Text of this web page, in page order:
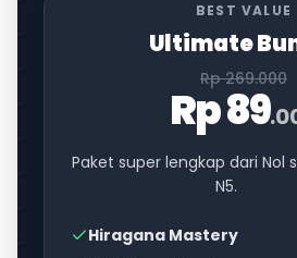
BEST VALUE
Ultimate
Rp 269.000
Rp 89
Paket super lengkap dari Nol
N5.
Hiragana Mastery